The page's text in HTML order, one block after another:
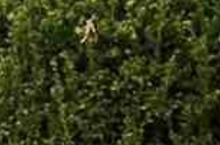






































